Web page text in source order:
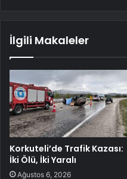
İlgili Makaleler
Korkuteli’de Trafik Kazası:
İki Ölü, İki Yaralı
Ağustos 6, 2026